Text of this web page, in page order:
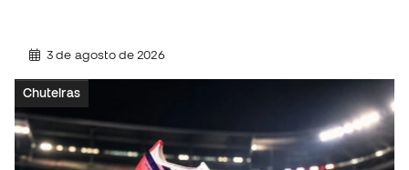
3 de agosto de 2026
Chuteiras